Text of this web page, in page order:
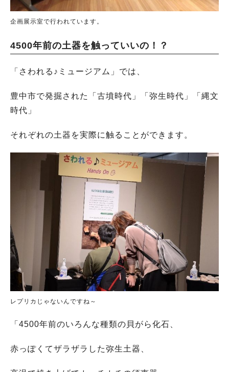
企画展示室で行われています。
4500年前の土器を触っていいの！？
「さわれる♪ミュージアム」では、
豊中市で発掘された「古墳時代」「弥生時代」「縄文
時代」
それぞれの土器を実際に触ることができます。
レプリカじゃないんですね～
「4500年前のいろんな種類の貝がら化石、
赤っぽくてザラザラした弥生土器、